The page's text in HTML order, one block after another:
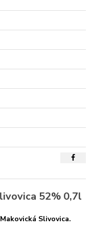
52% 0,7l
Slivovica.